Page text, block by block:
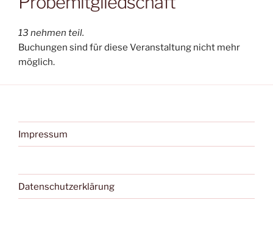
13 nehmen teil.
Buchungen sind für diese Veranstaltung nicht mehr
möglich.
Impressum
Datenschutzerklärung